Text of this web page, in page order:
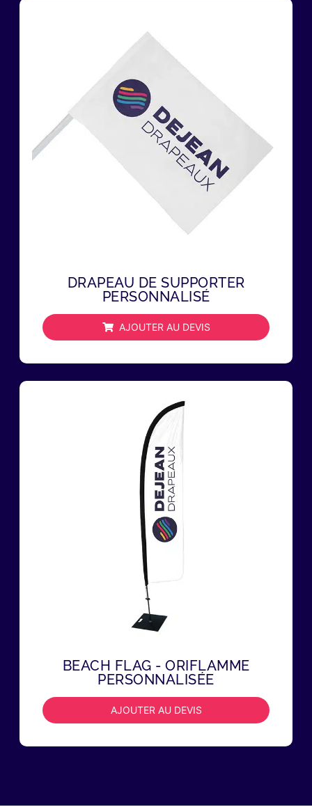
DRAPEAU DE SUPPORTER
PERSONNALISÉ
AJOUTER AU DEVIS
BEACH FLAG - ORIFLAMME
PERSONNALISÉE
AJOUTER AU DEVIS